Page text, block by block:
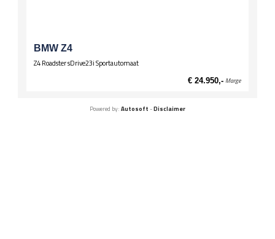
BMW Z4
Z4 Roadster sDrive23i Sportautomaat
€ 24.950,- Marge
Powered by: Autosoft -Disclaimer